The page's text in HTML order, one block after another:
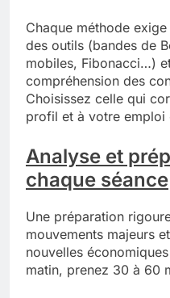
Chaque méthode
des outils (bandes de
mobiles, Fibonacci…)
compréhension des
Choisissez celle qui
profil et à votre emploi
Analyse et
chaque séance
Une préparation
mouvements majeurs
nouvelles
matin, prenez 30 à 60